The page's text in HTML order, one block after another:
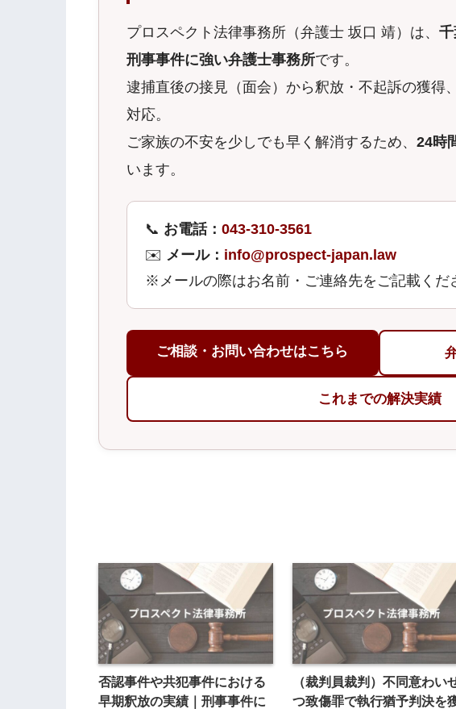
プロスペクト法律事務所（弁護士 坂口 靖）は、
刑事事件に強い弁護士事務所です。
逮捕直後の接見（面会）から釈放・不起訴の獲得
対応。
ご家族の不安を少しでも早く解消するため、 24時
います。
📞 お電話： 043-310-3561
✉️ メール： info@prospect-japan.law
※メールの際はお名前・ご連絡先をご記載くだ
ご相談・お問い合わせはこちら
これまでの解決実績
否認事件や共犯事件における
早期釈放の実績｜刑事事件に
（裁判員裁判）不同意わい
つ致傷罪で執行猶予判決を